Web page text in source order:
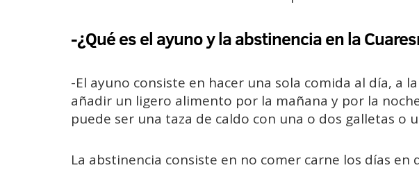
-¿Qué es el ayuno y la abstinencia en la
-El ayuno consiste en hacer una sola comida al día, a
añadir un ligero alimento por la mañana y por la
puede ser una taza de caldo con una o dos galletas o
La abstinencia consiste en no comer carne los días en